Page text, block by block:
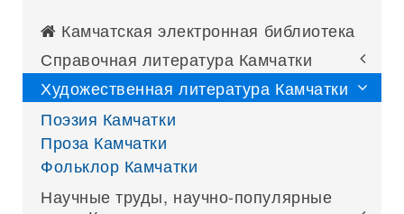
Камчатская электронная библиотека
Справочная литература Камчатки
Художественная литература Камчатки
Поэзия Камчатки
Проза Камчатки
Фольклор Камчатки
Научные труды, научно-популярные